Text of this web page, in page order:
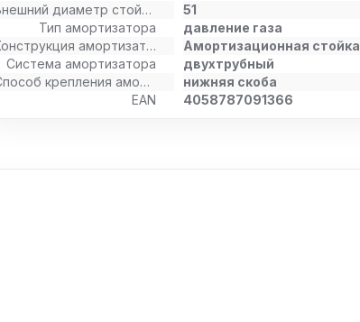
Внешний диаметр стойки амортизатора [мм]
51
Тип амортизатора
давление газа
Конструкция амортизатора
Амортизационная стойка
Система амортизатора
двухтрубный
Способ крепления амортизатора
нижняя скоба
EAN
4058787091366